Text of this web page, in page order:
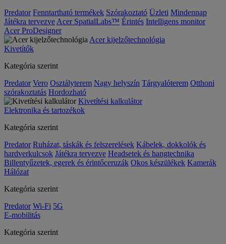
Predator Fenntartható termékek Szórakoztató Üzleti Mindennap
Játékra tervezve Acer SpatialLabs™ Érintés Intelligens monitor
Acer ProDesigner
Acer kijelzőtechnológia
Kivetítők
Kategória szerint
Predator Vero Osztályterem Nagy helyszín Tárgyalóterem Otthoni
szórakoztatás Hordozható
Kivetítési kalkulátor
Elektronika és tartozékok
Kategória szerint
Predator Ruházat, táskák és felszerelések Kábelek, dokkolók és
hardverkulcsok Játékra tervezve Headsetek és hangtechnika
Billentyűzetek, egerek és érintőceruzák Okos készülékek Kamerák
Hálózat
Kategória szerint
Predator Wi-Fi 5G
E-mobilitás
Kategória szerint